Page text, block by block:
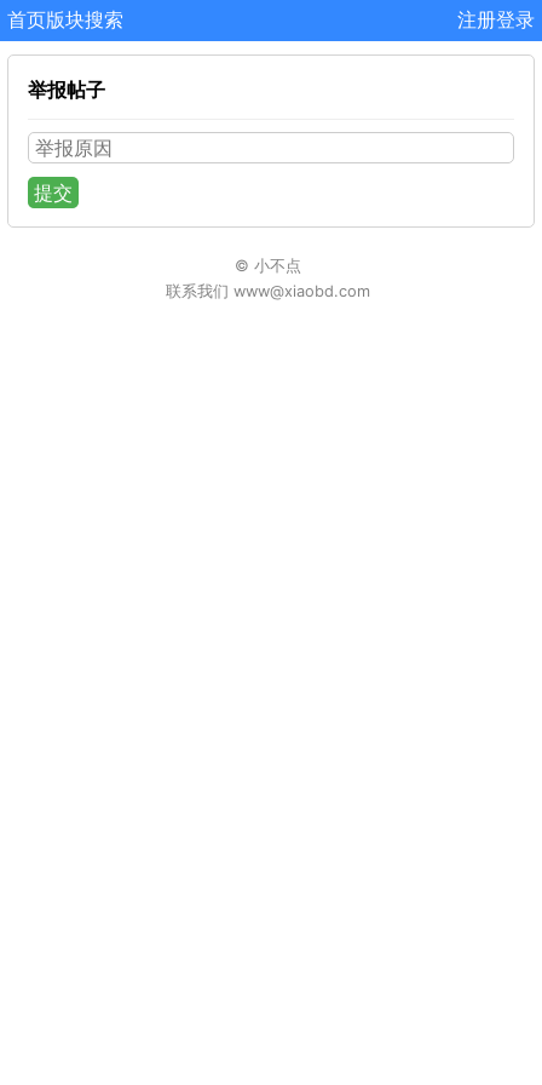
首页版块搜索 注册登录
举报帖子
提交
© 小不点
联系我们 www@xiaobd.com